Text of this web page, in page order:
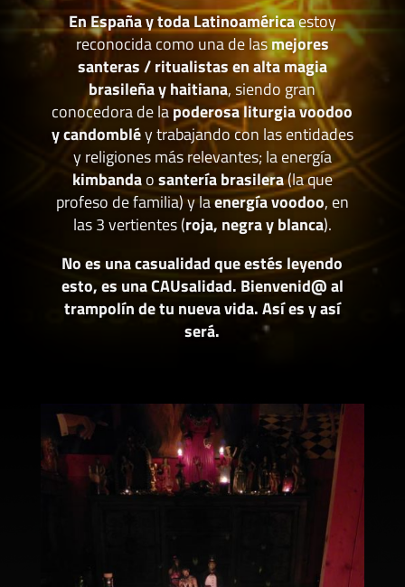
En España y toda Latinoaméricaestoy
reconocida como una de lasmejores
santeras / ritualistas en alta magia
brasileña y haitiana, siendo gran
conocedora de lapoderosa liturgia voodoo
y candombléy trabajando con las entidades
y religiones más relevantes; la energía
kimbandaosantería brasilera(la que
profeso de familia) y laenergía voodoo, en
las 3 vertientes (roja, negra y blanca).
No es una casualidad que estés leyendo
esto, es una CAUsalidad. Bienvenid@ al
trampolín de tu nueva vida. Así es y así
será.